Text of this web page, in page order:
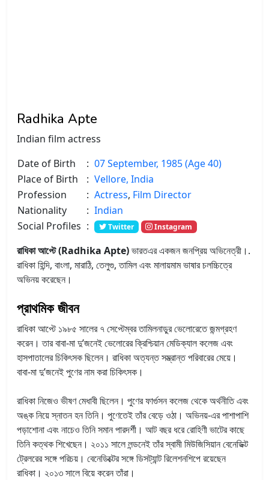
Radhika Apte
Indian film actress
Date of Birth
: 07 September, 1985 (Age 40)
Place of Birth
: Vellore, India
Profession
: Actress, Film Director
Nationality
: Indian
Social Profiles : Twitter Instagram
রাধিকা আপ্টে (Radhika Apte)ভারতএর একজন জনপ্রিয় অভিনেত্রী।.
রাধিকা হিন্দি, বাংলা, মারাঠি, তেলুগু, তামিল এবং মালায়মাম ভাষার চলচ্চিত্রে
অভিনয় করেছেন।
প্রাথমিক জীবন
রাধিকা আপ্টে ১৯৮৫ সালের ৭ সেপ্টেম্বর তামিলনাড়ুর ভেলোরেতে জন্মগ্রহণ
করেন। তার বাবা-মা দু’জনেই ভেলোরের ক্রিশ্চিয়ান মেডিক্যাল কলেজ এবং
হাসপাতালের চিকিৎসক ছিলেন। রাধিকা অত্যন্ত সম্ভ্রান্ত পরিবারের মেয়ে।
বাবা-মা দু’জনেই পুণের নাম করা চিকিৎসক।
রাধিকা নিজেও ভীষণ মেধাবী ছিলেন। পুণের ফার্গুসন কলেজ থেকে অর্থনীতি এবং
অঙ্ক নিয়ে স্নাতন হন তিনি। পুণেতেই তাঁর বেড়ে ওঠা। অভিনয়-এর পাশাপাশি
পড়াশোনা এবং নাচেও তিনি সমান পারদর্শী। আট বছর ধরে রোহিণী ভাটের কাছে
তিনি কত্থক শিখেছেন। ২০১১ সালে লন্ডনেই তাঁর স্বামী মিউজিসিয়ান বেনেডিক্ট
ট্রেলরের সঙ্গে পরিচয়। বেনেডিক্টের সঙ্গে ডিসট্যান্ট রিলেশনশিপে রয়েছেন
রাধিকা। ২০১৩ সালে বিয়ে করেন তাঁরা।